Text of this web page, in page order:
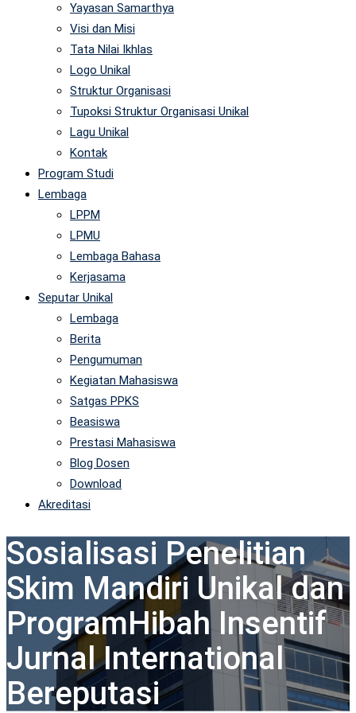
Yayasan Samarthya
Visi dan Misi
Tata Nilai Ikhlas
Logo Unikal
Struktur Organisasi
Tupoksi Struktur Organisasi Unikal
Lagu Unikal
Kontak
Program Studi
Lembaga
LPPM
LPMU
Lembaga Bahasa
Kerjasama
Seputar Unikal
Lembaga
Berita
Pengumuman
Kegiatan Mahasiswa
Satgas PPKS
Beasiswa
Prestasi Mahasiswa
Blog Dosen
Download
Akreditasi
Sosialisasi Penelitian
Skim Mandiri Unikal dan
ProgramHibah Insentif
Jurnal International
Bereputasi